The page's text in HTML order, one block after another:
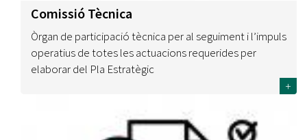
Comissió Tècnica
Òrgan de participació tècnica per al seguiment i l’impuls
operatius de totes les actuacions requerides per
elaborar del Pla Estratègic
+